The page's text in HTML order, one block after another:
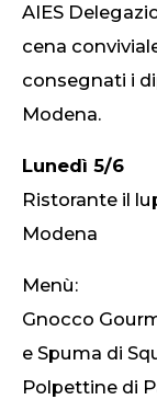
AIES
cena
consegnati i
Modena.
Lunedì 5/6
Ristorante il
Modena
Menù:
Gnocco
e Spuma di
Polpettine di